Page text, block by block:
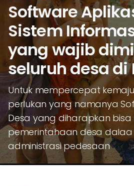
Software
Sistem
yang wajib
seluruh desa di
Untuk mempercepat
perlukan yang namanya
Desa yang diharapkan
pemerintahaan desa
administrasi pedesaan